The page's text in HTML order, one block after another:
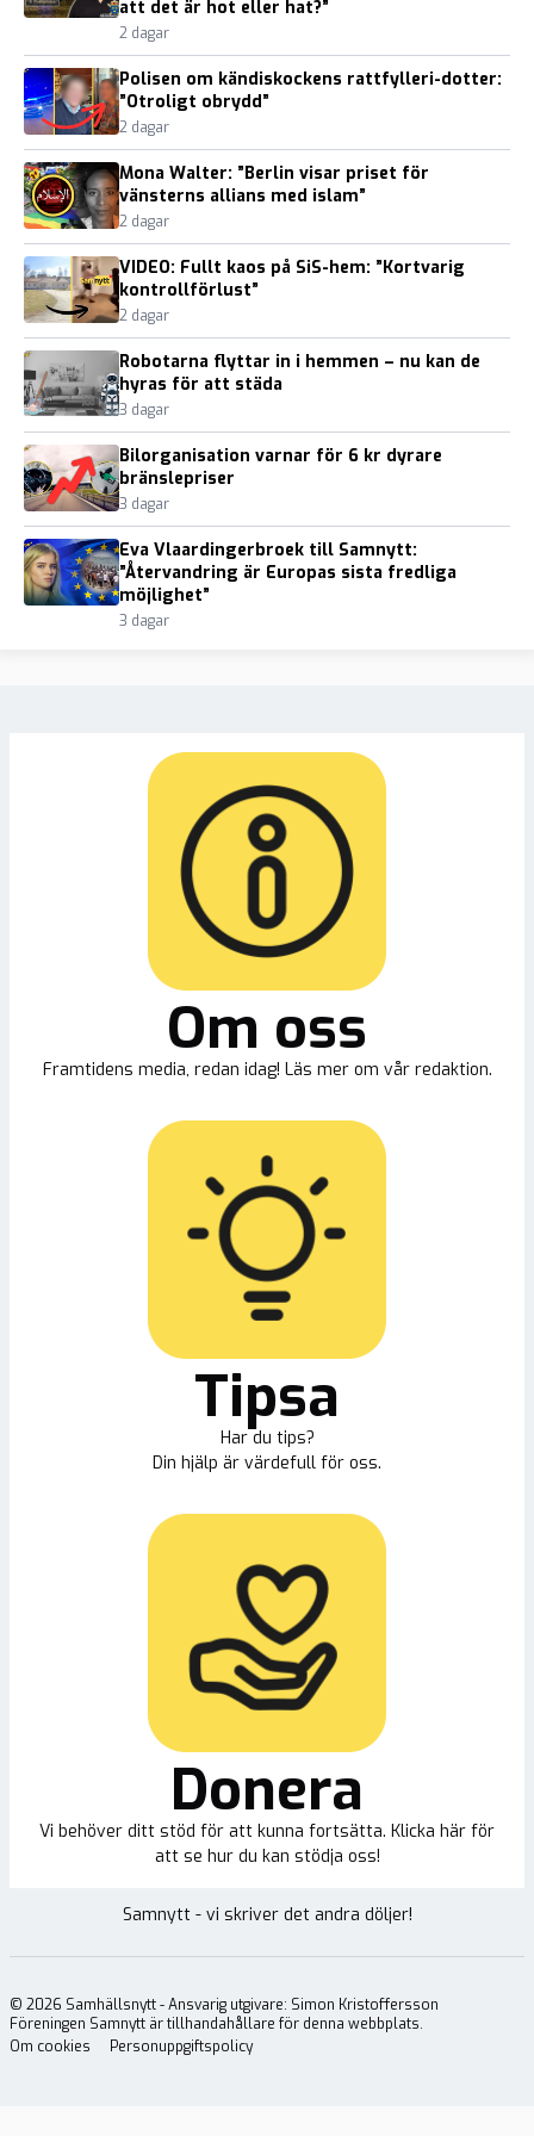
att det är hot eller hat?”
2 dagar
Polisen om kändiskockens rattfylleri-dotter:
”Otroligt obrydd”
2 dagar
Mona Walter: ”Berlin visar priset för
vänsterns allians med islam”
2 dagar
VIDEO: Fullt kaos på SiS-hem: ”Kortvarig
kontrollförlust”
2 dagar
Robotarna flyttar in i hemmen – nu kan de
hyras för att städa
3 dagar
Bilorganisation varnar för 6 kr dyrare
bränslepriser
3 dagar
Eva Vlaardingerbroek till Samnytt:
”Återvandring är Europas sista fredliga
möjlighet”
3 dagar
Om oss
Framtidens media, redan idag! Läs mer om vår redaktion.
Tipsa
Har du tips?
Din hjälp är värdefull för oss.
Donera
Vi behöver ditt stöd för att kunna fortsätta. Klicka här för
att se hur du kan stödja oss!
Samnytt - vi skriver det andra döljer!
© 2026 Samhällsnytt - Ansvarig utgivare: Simon Kristoffersson
Föreningen Samnytt är tillhandahållare för denna webbplats.
Om cookies
Personuppgiftspolicy